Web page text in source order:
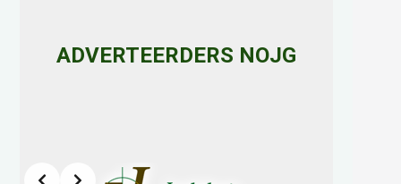
ADVERTEERDERS NOJG
Slide 2 of 8